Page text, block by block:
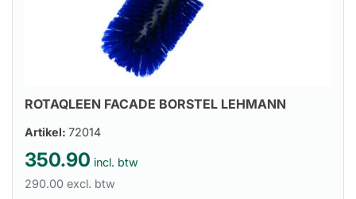
ROTAQLEEN FACADE BORSTEL LEHMANN
Artikel: 72014
350.90 incl. btw
290.00 excl. btw